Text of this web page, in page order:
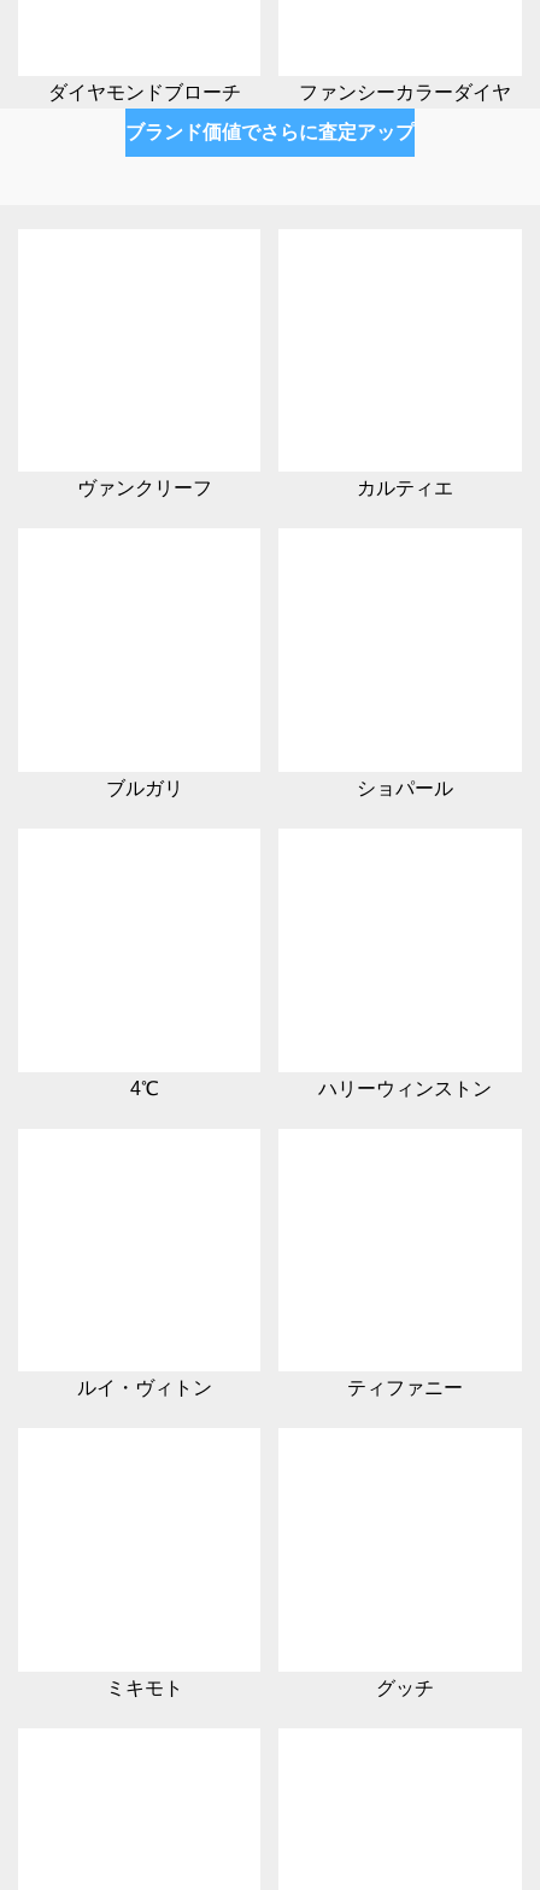
ダイヤモンドブローチ
ファンシーカラーダイヤ
ブランド価値でさらに査定アップ
ヴァンクリーフ カルティエ
ブルガリ ショパール
4℃ ハリーウィンストン
ルイ・ヴィトン ティファニー
ミキモト グッチ